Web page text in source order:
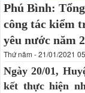
Phú Bình:
công tác kiểm
yêu nước năm
Thứ năm - 21/01/2021
Ngày 20/01,
kết thực hiện